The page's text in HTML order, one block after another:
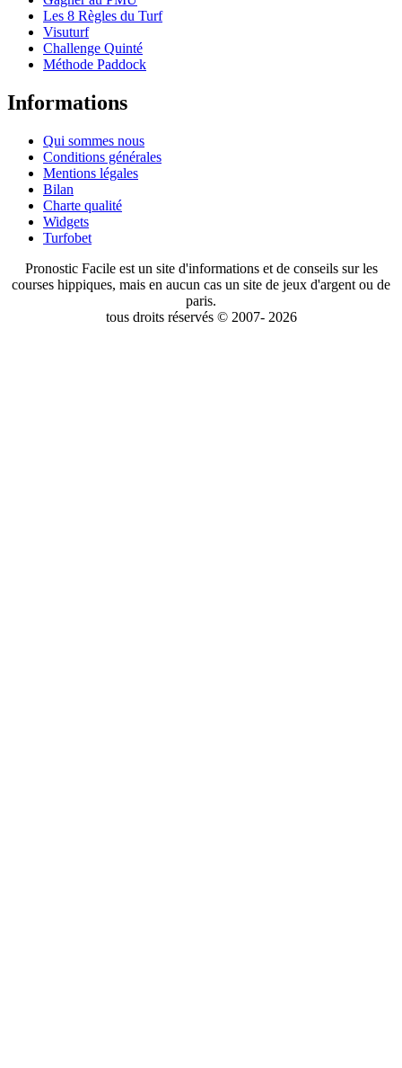
Les 8 Règles du Turf
Visuturf
Challenge Quinté
Méthode Paddock
Informations
Qui sommes nous
Conditions générales
Mentions légales
Bilan
Charte qualité
Widgets
Turfobet
Pronostic Facile est un site d'informations et de conseils sur les
courses hippiques, mais en aucun cas un site de jeux d'argent ou de
paris.
tous droits réservés © 2007- 2026